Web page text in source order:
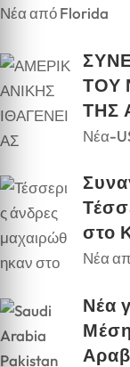
Νέα από Florida
ΤΟΥ
ΤΗΣ
Νέα-
στο
Νέα
Νέα